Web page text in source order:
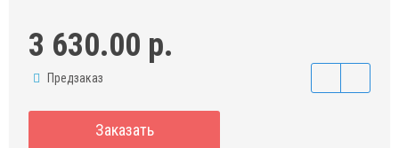
3 630.00 р.
Предзаказ
Заказать